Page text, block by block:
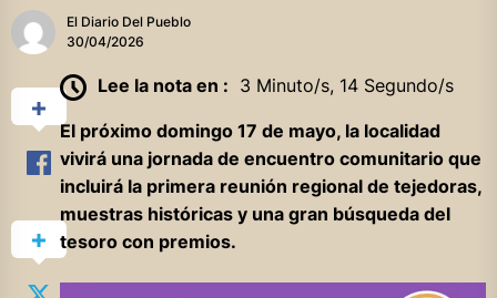
El Diario Del Pueblo
30/04/2026
Lee la nota en : 3 Minuto/s, 14 Segundo/s
El próximo domingo 17 de mayo, la localidad
vivirá una jornada de encuentro comunitario que
incluirá la primera reunión regional de tejedoras,
muestras históricas y una gran búsqueda del
tesoro con premios.